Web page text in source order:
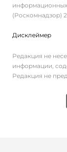
(Роскомнадзор)
Дисклеймер
Редакция не
информации,
Редакция не